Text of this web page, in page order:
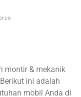
montir & mekanik
ini adalah
mobil Anda di